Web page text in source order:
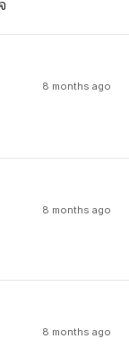
8 months ago
8 months ago
8 months ago